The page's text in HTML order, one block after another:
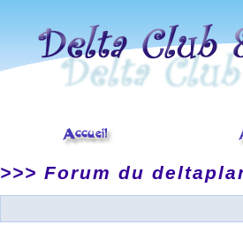
>>> Forum du